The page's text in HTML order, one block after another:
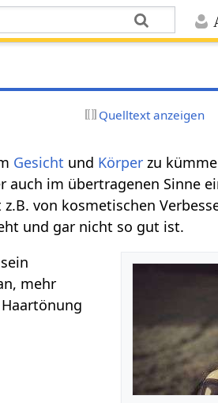
Quelltext anzeigen
Gesicht und Körper zu
auch im übertragenen Sinne
von kosmetischen
und gar nicht so gut ist.
mehr